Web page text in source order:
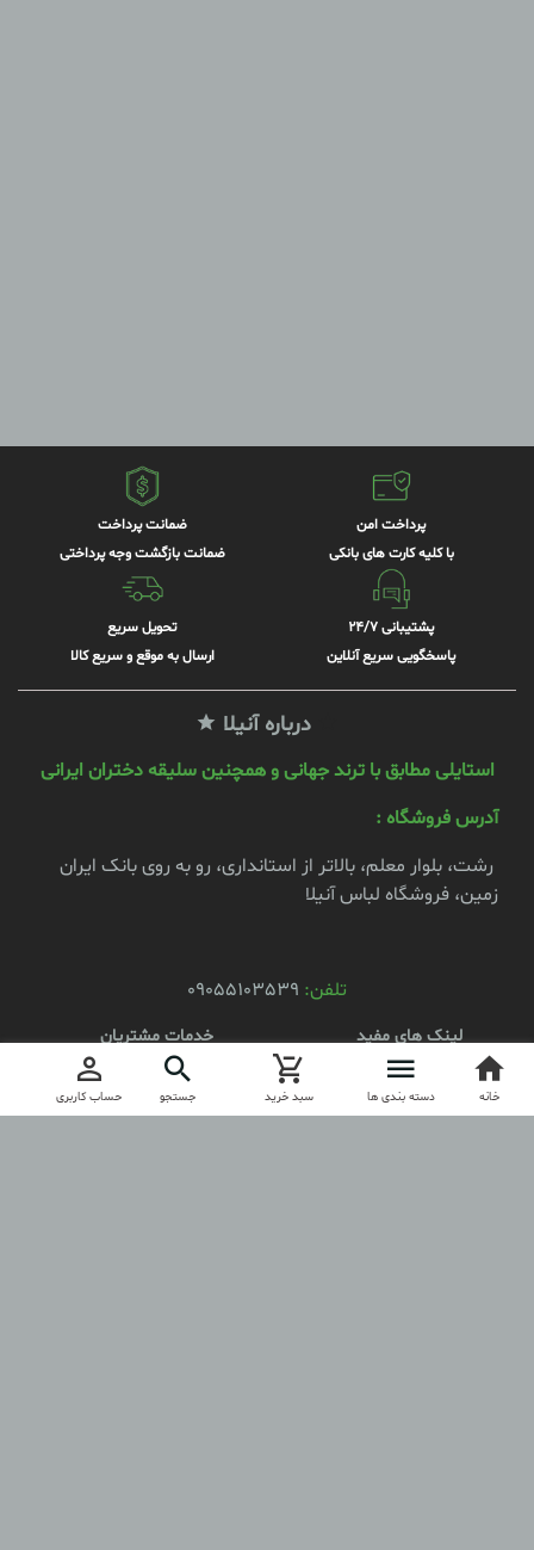
پرداخت امن
با کلیه کارت های بانکی
ضمانت پرداخت
ضمانت بازگشت وجه پرداختی
پشتیبانی 24/7
پاسخگویی سریع آنلاین
تحویل سریع
ارسال به موقع و سریع کالا
درباره آنیلا
استایلی مطابق با ترند جهانی و همچنین سلیقه دختران ایرانی
آدرس فروشگاه :
رشت، بلوار معلم، بالاتر از استانداری، رو به روی بانک ایران
زمین، فروشگاه لباس آنیلا
تلفن: 09055103539
لینک های مفید
محصولات
ثبت نام
خدمات مشتریان
کد مرسوله
خانه دسته بندی ها سبد خرید جستجو حساب کاربری